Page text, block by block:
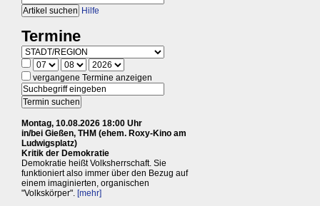
Hilfe
Termine
vergangene Termine anzeigen
Montag, 10.08.2026 18:00 Uhr
in/bei Gießen, THM (ehem. Roxy-Kino am
Ludwigsplatz)
Kritik der Demokratie
Demokratie heißt Volksherrschaft. Sie
funktioniert also immer über den Bezug auf
einem imaginierten, organischen
"Volkskörper". [mehr]